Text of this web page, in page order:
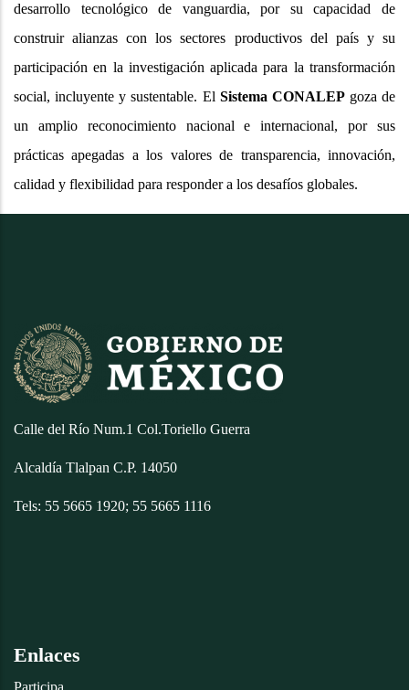
desarrollo tecnológico de vanguardia, por su capacidad de
construir alianzas con los sectores productivos del país y su
participación en la investigación aplicada para la transformación
social, incluyente y sustentable. El Sistema CONALEPgoza de
un amplio reconocimiento nacional e internacional, por sus
prácticas apegadas a los valores de transparencia, innovación,
calidad y flexibilidad para responder a los desafíos globales.
Calle del Río Num.1 Col.Toriello Guerra
Alcaldía Tlalpan C.P. 14050
Tels: 55 5665 1920; 55 5665 1116
Enlaces